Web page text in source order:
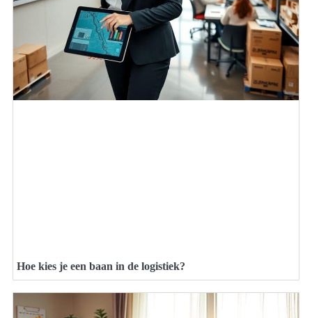
Hoe kies je een baan in de logistiek?